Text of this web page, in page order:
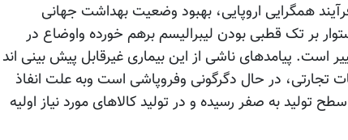
همگرایی اروپایی، بهبود وضعیت بهداشت جهانی
بر تک قطبی بودن لیبرالیسم برهم خورده واوضاع در
است. پیامدهای ناشی از این بیماری غیرقابل پیش بینی اند
تجارتی، در حال دگرگونی وفروپاشی است وبه علت انفاذ
تولید به صفر رسیده و در تولید کالاهای مورد نیاز اولیه